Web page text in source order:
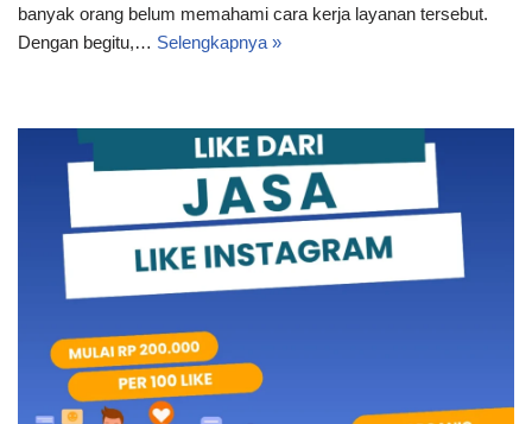
banyak orang belum memahami cara kerja layanan tersebut.
Dengan begitu,… Selengkapnya »